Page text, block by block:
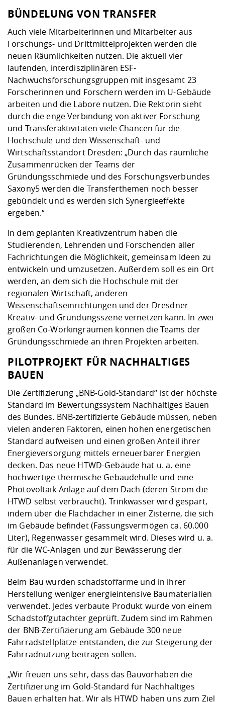
BÜNDELUNG VON TRANSFER
Auch viele Mitarbeiterinnen und Mitarbeiter aus
Forschungs- und Drittmittelprojekten werden die
neuen Räumlichkeiten nutzen. Die aktuell vier
laufenden, interdisziplinären ESF-
Nachwuchsforschungsgruppen mit insgesamt 23
Forscherinnen und Forschern werden im U-Gebäude
arbeiten und die Labore nutzen. Die Rektorin sieht
durch die enge Verbindung von aktiver Forschung
und Transferaktivitäten viele Chancen für die
Hochschule und den Wissenschaft- und
Wirtschaftsstandort Dresden: „Durch das räumliche
Zusammenrücken der Teams der
Gründungsschmiede und des Forschungsverbundes
Saxony5 werden die Transferthemen noch besser
gebündelt und es werden sich Synergieeffekte
ergeben.“
In dem geplanten Kreativzentrum haben die
Studierenden, Lehrenden und Forschenden aller
Fachrichtungen die Möglichkeit, gemeinsam Ideen zu
entwickeln und umzusetzen. Außerdem soll es ein Ort
werden, an dem sich die Hochschule mit der
regionalen Wirtschaft, anderen
Wissenschaftseinrichtungen und der Dresdner
Kreativ- und Gründungsszene vernetzen kann. In zwei
großen Co-Workingräumen können die Teams der
Gründungsschmiede an ihren Projekten arbeiten.
PILOTPROJEKT FÜR NACHHALTIGES
BAUEN
Die Zertifizierung „BNB-Gold-Standard“ ist der höchste
Standard im Bewertungssystem Nachhaltiges Bauen
des Bundes. BNB-zertifizierte Gebäude müssen, neben
vielen anderen Faktoren, einen hohen energetischen
Standard aufweisen und einen großen Anteil ihrer
Energieversorgung mittels erneuerbarer Energien
decken. Das neue HTWD-Gebäude hat u. a. eine
hochwertige thermische Gebäudehülle und eine
Photovoltaik-Anlage auf dem Dach (deren Strom die
HTWD selbst verbraucht). Trinkwasser wird gespart,
indem über die Flachdächer in einer Zisterne, die sich
im Gebäude befindet (Fassungsvermögen ca. 60.000
Liter), Regenwasser gesammelt wird. Dieses wird u. a.
für die WC-Anlagen und zur Bewässerung der
Außenanlagen verwendet.
Beim Bau wurden schadstoffarme und in ihrer
Herstellung weniger energieintensive Baumaterialien
verwendet. Jedes verbaute Produkt wurde von einem
Schadstoffgutachter geprüft. Zudem sind im Rahmen
der BNB-Zertifizierung am Gebäude 300 neue
Fahrradstellplätze entstanden, die zur Steigerung der
Fahrradnutzung beitragen sollen.
„Wir freuen uns sehr, dass das Bauvorhaben die
Zertifizierung im Gold-Standard für Nachhaltiges
Bauen erhalten hat. Wir als HTWD haben uns zum Ziel